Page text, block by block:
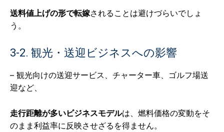
送料値上げの形で転嫁されることは避けづらいでしょ
う。
3-2. 観光・送迎ビジネスへの影響
– 観光向けの送迎サービス、チャーター車、ゴルフ場送
迎など、
走行距離が多いビジネスモデルは、燃料価格の変動をそ
のまま利益率に反映させざるを得ません。